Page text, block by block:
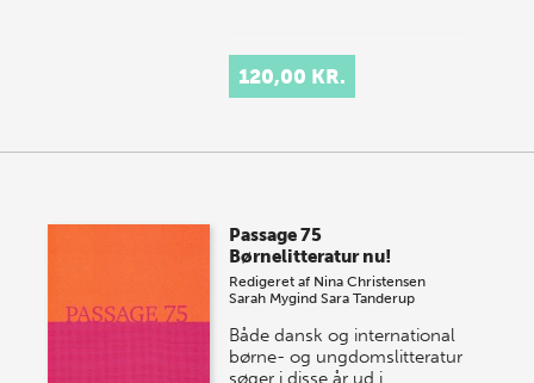
120,00 KR.
Passage 75
Børnelitteratur nu!
Redigeret af Nina Christensen
Sarah Mygind Sara Tanderup
Både dansk og international
børne- og ungdomslitteratur
søger i disse år ud i